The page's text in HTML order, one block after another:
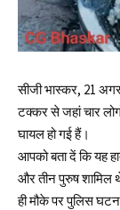
सीजी भास्कर, 21
टक्कर से जहां चार
घायल हो गई हैं।
आपको बता दें कि यह
और तीन पुरुष शामिल
ही मौके पर पुलिस